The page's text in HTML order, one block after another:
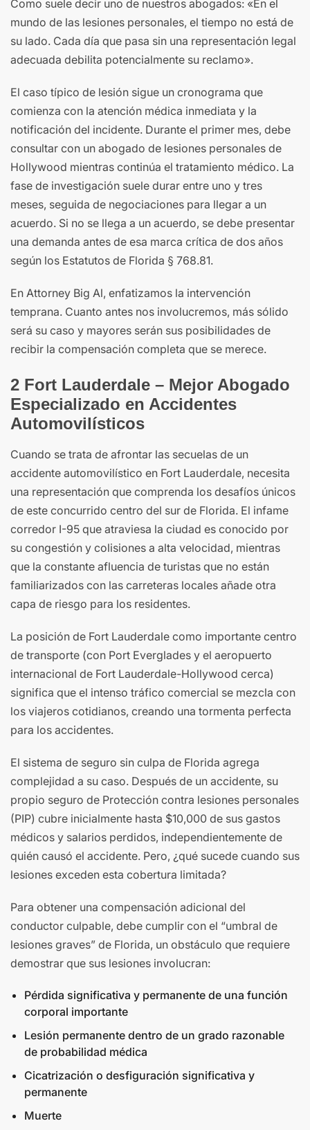
Como suele decir uno de nuestros abogados: «En el
mundo de las lesiones personales, el tiempo no está de
su lado. Cada día que pasa sin una representación legal
adecuada debilita potencialmente su reclamo».
El caso típico de lesión sigue un cronograma que
comienza con la atención médica inmediata y la
notificación del incidente. Durante el primer mes, debe
consultar con un abogado de lesiones personales de
Hollywood mientras continúa el tratamiento médico. La
fase de investigación suele durar entre uno y tres
meses, seguida de negociaciones para llegar a un
acuerdo. Si no se llega a un acuerdo, se debe presentar
una demanda antes de esa marca crítica de dos años
según los Estatutos de Florida § 768.81.
En Attorney Big Al, enfatizamos la intervención
temprana. Cuanto antes nos involucremos, más sólido
será su caso y mayores serán sus posibilidades de
recibir la compensación completa que se merece.
2 Fort Lauderdale – Mejor Abogado
Especializado en Accidentes
Automovilísticos
Cuando se trata de afrontar las secuelas de un
accidente automovilístico en Fort Lauderdale, necesita
una representación que comprenda los desafíos únicos
de este concurrido centro del sur de Florida. El infame
corredor I-95 que atraviesa la ciudad es conocido por
su congestión y colisiones a alta velocidad, mientras
que la constante afluencia de turistas que no están
familiarizados con las carreteras locales añade otra
capa de riesgo para los residentes.
La posición de Fort Lauderdale como importante centro
de transporte (con Port Everglades y el aeropuerto
internacional de Fort Lauderdale-Hollywood cerca)
significa que el intenso tráfico comercial se mezcla con
los viajeros cotidianos, creando una tormenta perfecta
para los accidentes.
El sistema de seguro sin culpa de Florida agrega
complejidad a su caso. Después de un accidente, su
propio seguro de Protección contra lesiones personales
(PIP) cubre inicialmente hasta $10,000 de sus gastos
médicos y salarios perdidos, independientemente de
quién causó el accidente. Pero, ¿qué sucede cuando sus
lesiones exceden esta cobertura limitada?
Para obtener una compensación adicional del
conductor culpable, debe cumplir con el “umbral de
lesiones graves” de Florida, un obstáculo que requiere
demostrar que sus lesiones involucran:
Pérdida significativa y permanente de una función
corporal importante
Lesión permanente dentro de un grado razonable
de probabilidad médica
Cicatrización o desfiguración significativa y
permanente
Muerte